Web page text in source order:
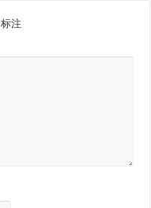
标注